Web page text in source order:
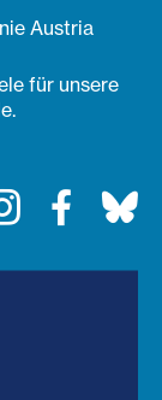
Austria
für unsere
Instagram